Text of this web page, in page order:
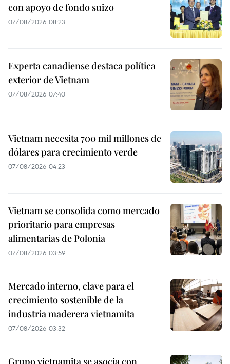
con apoyo de fondo suizo
07/08/2026 08:23
Experta canadiense destaca política
exterior de Vietnam
07/08/2026 07:40
Vietnam necesita 700 mil millones de
dólares para crecimiento verde
07/08/2026 04:23
Vietnam se consolida como mercado
prioritario para empresas
alimentarias de Polonia
07/08/2026 03:59
Mercado interno, clave para el
crecimiento sostenible de la
industria maderera vietnamita
07/08/2026 03:32
Grupo vietnamita se asocia con